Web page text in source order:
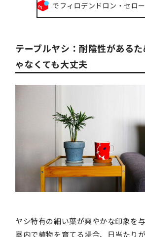
でフィロデンドロン・セロ
テーブルヤシ：耐陰性がある
ゃなくても大丈夫
ヤシ特有の細い葉が爽やかな印象を与
室内で植物を育てる場合、日当たり